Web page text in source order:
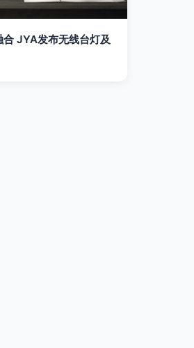
合 JYA发布无线台灯及